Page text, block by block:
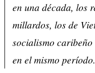
en una década, los
millardos, los de
socialismo
en el mismo período.